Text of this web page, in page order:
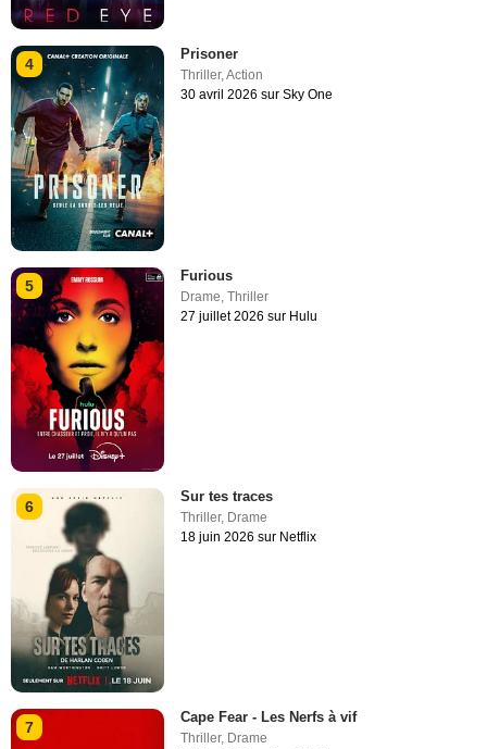
4
Prisoner
Thriller,Action
30 avril 2026 sur Sky One
5
Furious
Drame ,Thriller
27 juillet 2026 sur Hulu
6
Sur tes traces
Thriller, Drame
18 juin 2026 sur Netflix
7
Cape Fear - Les Nerfs à vif
Thriller, Drame